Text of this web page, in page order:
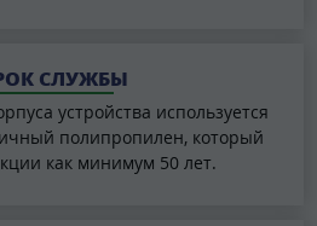
СЛУЖБЫ
устройства используется
полипропилен, который
как минимум 50 лет.